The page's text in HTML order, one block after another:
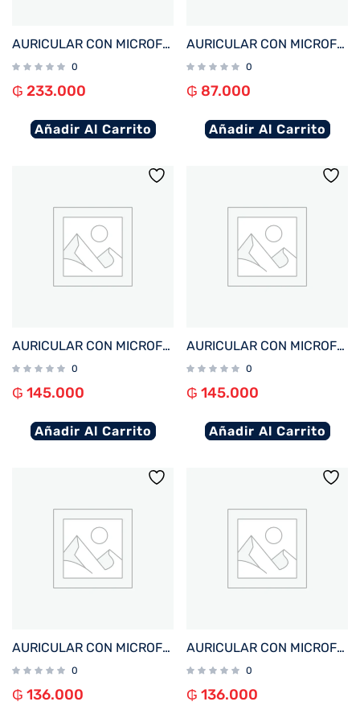
AURICULAR CON MICROFONO FTX E09S-BK BT/MIC/TOUCH/32GB/IPX8 NEGRO
0
₲ 233.000
Añadir Al Carrito
AURICULAR CON MICROFONO FTX E07S-BK BT/MIC/TOUCH/IPX4 NEGRO
0
₲ 87.000
Añadir Al Carrito
AURICULAR CON MICROFONO FTX E97L-WH BT/MIC/TOUCH/IPX6 BLANCO C/PANT LED
0
₲ 145.000
Añadir Al Carrito
AURICULAR CON MICROFONO FTX E97L-BK BT/MIC/TOUCH/IPX6 NEGRO C/PANT LED
0
₲ 145.000
Añadir Al Carrito
AURICULAR CON MICROFONO FTX E56L-WH BT/MIC/ANC/TOUCH/IPX6 BLANCO C/PANT LED
0
₲ 136.000
AURICULAR CON MICROFONO FTX E56L-GY BT/MIC/ANC/TOUCH/IPX6 GRIS C/PANT LED
0
₲ 136.000